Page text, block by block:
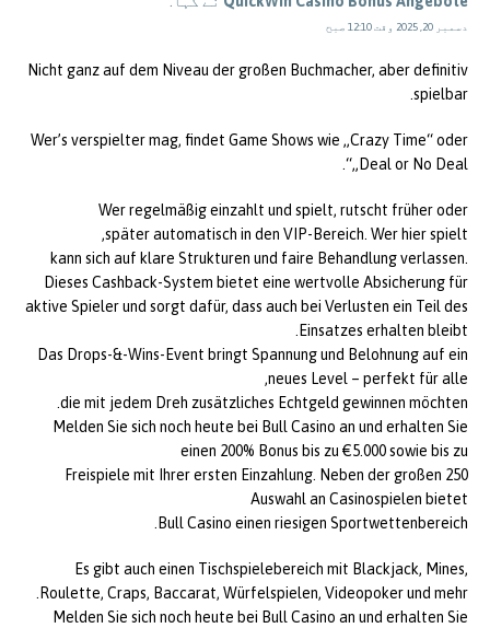
دسمبر 20, 2025 وقت 12:10 صبح
Nicht ganz auf dem Niveau der großen Buchmacher, aber definitiv
spielbar.
Wer’s verspielter mag, findet Game Shows wie „Crazy Time“ oder
„Deal or No Deal“.
Wer regelmäßig einzahlt und spielt, rutscht früher oder
später automatisch in den VIP-Bereich. Wer hier spielt,
kann sich auf klare Strukturen und faire Behandlung verlassen.
Dieses Cashback-System bietet eine wertvolle Absicherung für
aktive Spieler und sorgt dafür, dass auch bei Verlusten ein Teil des
Einsatzes erhalten bleibt.
Das Drops-&-Wins-Event bringt Spannung und Belohnung auf ein
neues Level – perfekt für alle,
die mit jedem Dreh zusätzliches Echtgeld gewinnen möchten.
Melden Sie sich noch heute bei Bull Casino an und erhalten Sie
einen 200% Bonus bis zu €5.000 sowie bis zu
250 Freispiele mit Ihrer ersten Einzahlung. Neben der großen
Auswahl an Casinospielen bietet
Bull Casino einen riesigen Sportwettenbereich.
Es gibt auch einen Tischspielebereich mit Blackjack, Mines,
Roulette, Craps, Baccarat, Würfelspielen, Videopoker und mehr.
Melden Sie sich noch heute bei Bull Casino an und erhalten Sie